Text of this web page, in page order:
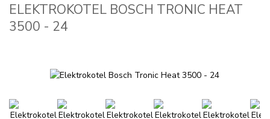
ELEKTROKOTEL BOSCH TRONIC HEAT
3500 - 24